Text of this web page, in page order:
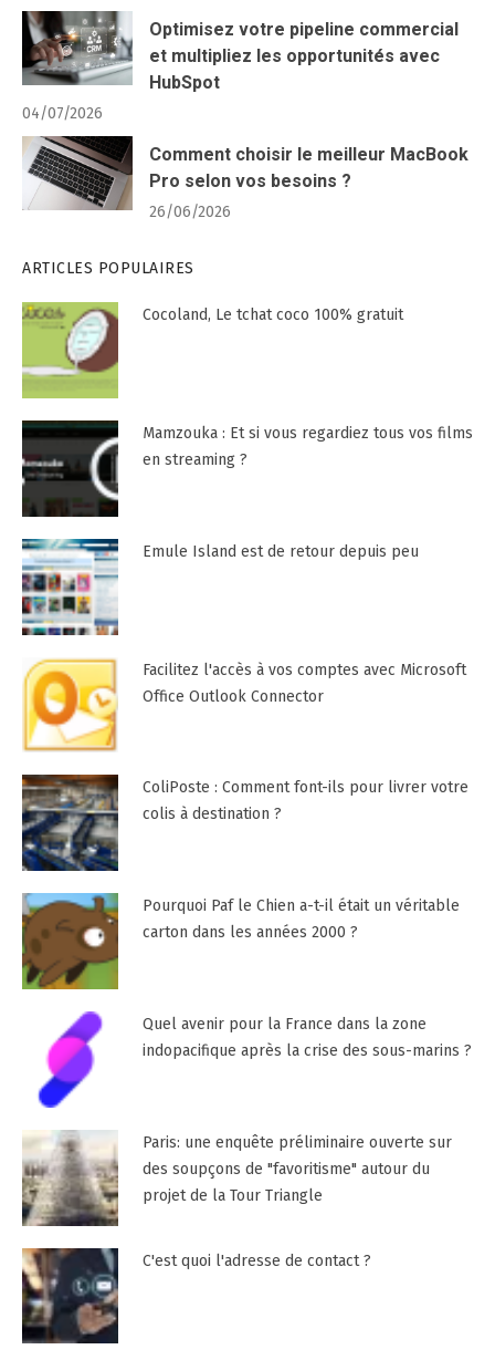
Optimisez votre pipeline commercial
et multipliez les opportunités avec
HubSpot
04/07/2026
Comment choisir le meilleur MacBook
Pro selon vos besoins ?
26/06/2026
ARTICLES POPULAIRES
Cocoland, Le tchat coco 100% gratuit
Mamzouka : Et si vous regardiez tous vos films
en streaming ?
Emule Island est de retour depuis peu
Facilitez l'accès à vos comptes avec Microsoft
Office Outlook Connector
ColiPoste : Comment font-ils pour livrer votre
colis à destination ?
Pourquoi Paf le Chien a-t-il était un véritable
carton dans les années 2000 ?
Quel avenir pour la France dans la zone
indopacifique après la crise des sous-marins ?
Paris: une enquête préliminaire ouverte sur
des soupçons de "favoritisme" autour du
projet de la Tour Triangle
C'est quoi l'adresse de contact ?